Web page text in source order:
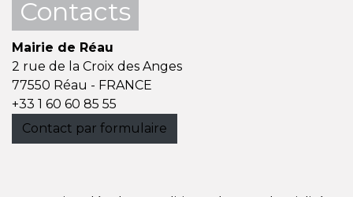
Contacts
Mairie de Réau
2 rue de la Croix des Anges
77550 Réau - FRANCE
+33 1 60 60 85 55
Contact par formulaire